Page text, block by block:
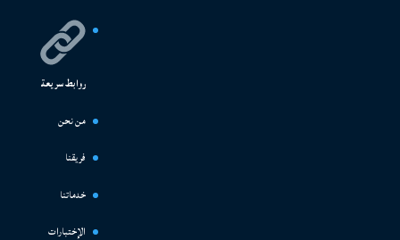
روابط سريعة
من نحن
فريقنا
خدماتنا
الإختبارات